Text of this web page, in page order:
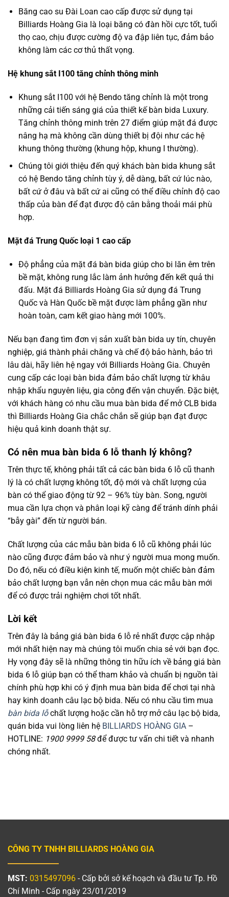
Băng cao su Đài Loan cao cấp được sử dụng tại
Billiards Hoàng Gia là loại băng có đàn hồi cực tốt, tuổi
thọ cao, chịu được cường độ va đập liên tục, đảm bảo
không làm các cơ thủ thất vọng.
Hệ khung sắt I100 tăng chỉnh thông minh
Khung sắt I100 với hệ Bendo tăng chỉnh là một trong
những cải tiến sáng giá của thiết kế bàn bida Luxury.
Tăng chỉnh thông minh trên 27 điểm giúp mặt đá được
nâng hạ mà không cần dùng thiết bị đội như các hệ
khung thông thường (khung hộp, khung I thường).
Chúng tôi giới thiệu đến quý khách bàn bida khung sắt
có hệ Bendo tăng chỉnh tùy ý, dễ dàng, bất cứ lúc nào,
bất cứ ở đâu và bất cứ ai cũng có thể điều chỉnh độ cao
thấp của bàn để đạt được độ cân bằng thoải mái phù
hợp.
Mặt đá Trung Quốc loại 1 cao cấp
Độ phẳng của mặt đá bàn bida giúp cho bi lăn êm trên
bề mặt, không rung lắc làm ảnh hưởng đến kết quả thi
đấu. Mặt đá Billiards Hoàng Gia sử dụng đá Trung
Quốc và Hàn Quốc bề mặt được làm phẳng gần như
hoàn toàn, cam kết giao hàng mới 100%.
Nếu bạn đang tìm đơn vị sản xuất bàn bida uy tín, chuyên
nghiệp, giá thành phải chăng và chế độ bảo hành, bảo trì
lâu dài, hãy liên hệ ngay với Billiards Hoàng Gia. Chuyên
cung cấp các loại bàn bida đảm bảo chất lượng từ khâu
nhập khẩu nguyên liệu, gia công đến vận chuyển. Đặc biệt,
với khách hàng có nhu cầu mua bàn bida để mở CLB bida
thì Billiards Hoàng Gia chắc chắn sẽ giúp bạn đạt được
hiệu quả kinh doanh thật sự.
Có nên mua bàn bida 6 lỗ thanh lý không?
Trên thực tế, không phải tất cả các bàn bida 6 lỗ cũ thanh
lý là có chất lượng không tốt, độ mới và chất lượng của
bàn có thể giao động từ 92 – 96% tùy bàn. Song, người
mua cần lựa chọn và phân loại kỹ càng để tránh dính phải
“bẫy gài” đến từ người bán.
Chất lượng của các mẫu bàn bida 6 lỗ cũ không phải lúc
nào cũng được đảm bảo và như ý người mua mong muốn.
Do đó, nếu có điều kiện kinh tế, muốn một chiếc bàn đảm
bảo chất lượng bạn vẫn nên chọn mua các mẫu bàn mới
để có được trải nghiệm chơi tốt nhất.
Lời kết
Trên đây là bảng giá bàn bida 6 lỗ rẻ nhất được cập nhập
mới nhất hiện nay mà chúng tôi muốn chia sẻ với bạn đọc.
Hy vọng đây sẽ là những thông tin hữu ích về bảng giá bàn
bida 6 lỗ giúp bạn có thể tham khảo và chuẩn bị nguồn tài
chính phù hợp khi có ý định mua bàn bida để chơi tại nhà
hay kinh doanh câu lạc bộ bida. Nếu có nhu cầu tìm mua
bàn bida lỗchất lượng hoặc cần hỗ trợ mở câu lạc bộ bida,
quán bida vui lòng liên hệ BILLIARDS HOÀNG GIA –
HOTLINE: 1900 9999 58để được tư vấn chi tiết và nhanh
chóng nhất.
CÔNG TY TNHH BILLIARDS HOÀNG GIA
MST: 0315497096 - Cấp bởi sở kế hoạch và đầu tư Tp. Hồ
Chí Minh - Cấp ngày 23/01/2019